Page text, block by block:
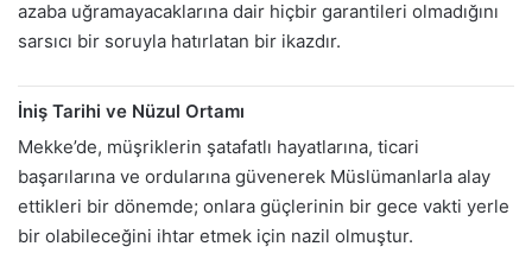
azaba uğramayacaklarına dair hiçbir garantileri olmadığını
sarsıcı bir soruyla hatırlatan bir ikazdır.
İniş Tarihi ve Nüzul Ortamı
Mekke’de, müşriklerin şatafatlı hayatlarına, ticari
başarılarına ve ordularına güvenerek Müslümanlarla alay
ettikleri bir dönemde; onlara güçlerinin bir gece vakti yerle
bir olabileceğini ihtar etmek için nazil olmuştur.